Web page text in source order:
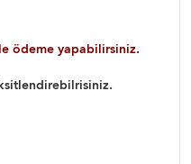
ödeme yapabilirsiniz.